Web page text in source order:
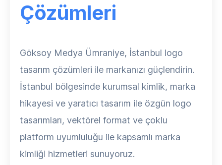
Çözümleri
Göksoy Medya Ümraniye, İstanbul logo
tasarım çözümleri ile markanızı güçlendirin.
İstanbul bölgesinde kurumsal kimlik, marka
hikayesi ve yaratıcı tasarım ile özgün logo
tasarımları, vektörel format ve çoklu
platform uyumluluğu ile kapsamlı marka
kimliği hizmetleri sunuyoruz.